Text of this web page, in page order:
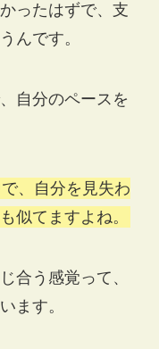
ったはずで、支
んです。
自分のペースを
、自分を見失わ
似てますよね。
合う感覚って、
ます。